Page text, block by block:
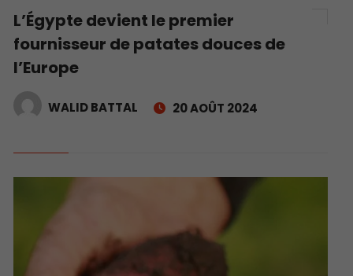
L’Égypte devient le premier
fournisseur de patates douces de
l’Europe
WALID BATTAL 20 AOÛT 2024